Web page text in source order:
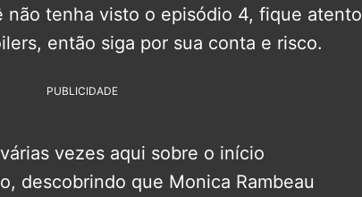
não tenha visto o episódio 4, fique atento
então siga por sua conta e risco.
PUBLICIDADE
vezes aqui sobre o início
descobrindo que Monica Rambeau